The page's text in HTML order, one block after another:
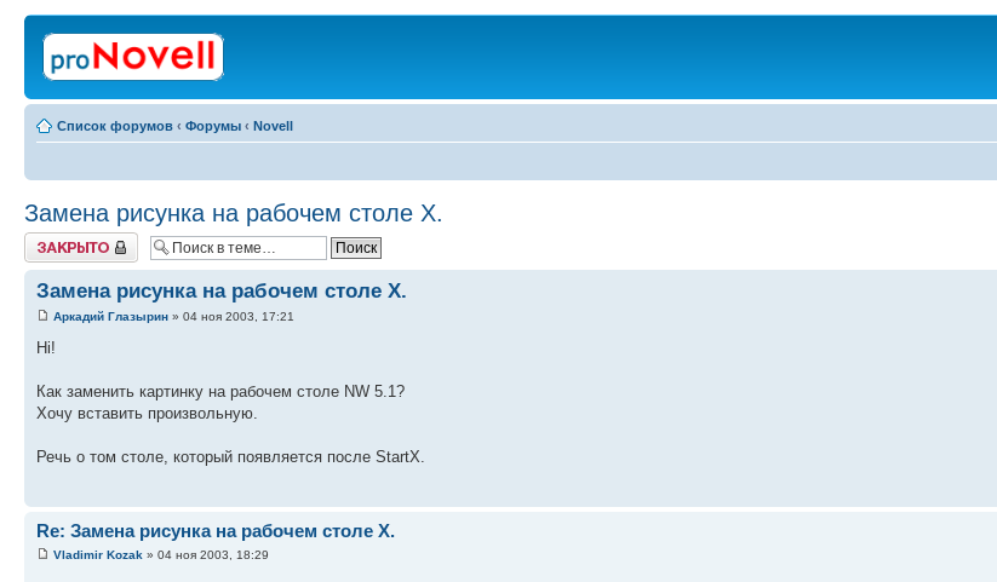
Список форумов ‹ Форумы ‹ Novell
Замена рисунка на рабочем столе X.
Закрыто
Замена рисунка на рабочем столе X.
Аркадий Глазырин » 04 ноя 2003, 17:21
Hi!
Как заменить картинку на рабочем столе NW 5.1?
Хочу вставить произвольную.
Речь о том столе, который появляется после StartX.
Re: Замена рисунка на рабочем столе X.
Vladimir Kozak » 04 ноя 2003, 18:29